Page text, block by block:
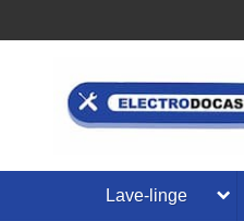
Lave-linge